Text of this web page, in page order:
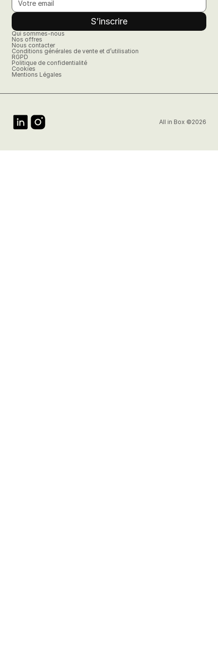
Qui sommes-nous
Nos offres
Nous contacter
Conditions générales de vente et d’utilisation
RGPD
Politique de confidentialité
Cookies
Mentions Légales
All in Box ©2026